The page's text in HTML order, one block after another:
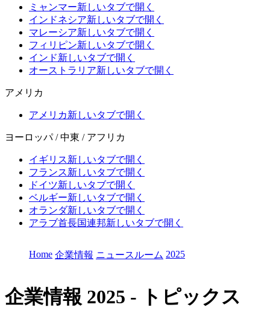
ミャンマー新しいタブで開く
インドネシア新しいタブで開く
マレーシア新しいタブで開く
フィリピン新しいタブで開く
インド新しいタブで開く
オーストラリア新しいタブで開く
アメリカ
アメリカ新しいタブで開く
ヨーロッパ / 中東 / アフリカ
イギリス新しいタブで開く
フランス新しいタブで開く
ドイツ新しいタブで開く
ベルギー新しいタブで開く
オランダ新しいタブで開く
アラブ首長国連邦新しいタブで開く
Home 企業情報 ニュースルーム 2025
企業情報 2025 - トピックス